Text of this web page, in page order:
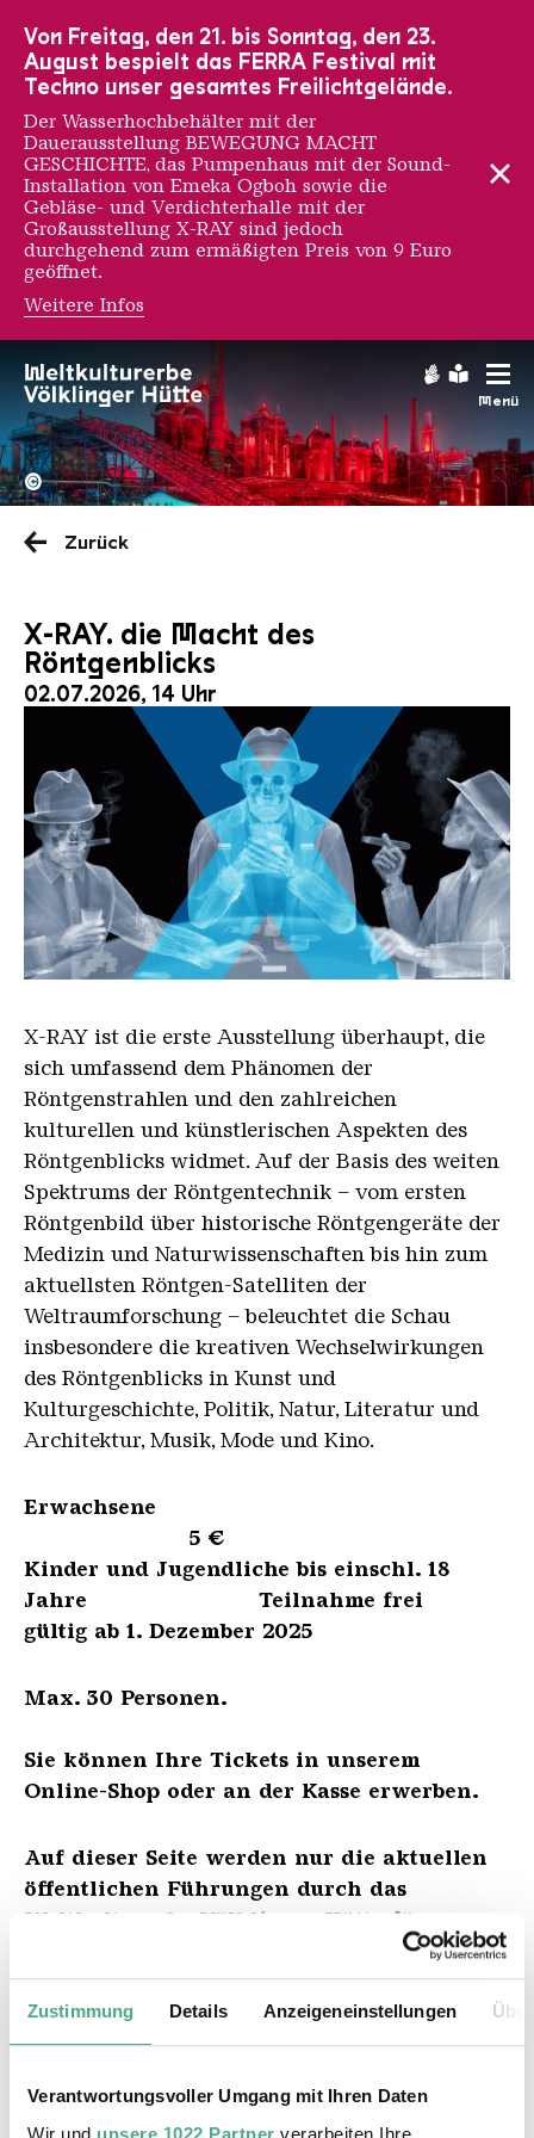
Zustimmung Details Anzeigeneinstellungen
Verantwortungsvoller Umgang mit Ihren Daten
Wir und unsere 1022 Partner verarbeiten Ihre
Menü
Hochofengruppe in Rot
Copyright:
©
Zurück
X-RAY. die Macht des
Röntgenblicks
02.07.2026, 14 Uhr
X RAY neu
X-RAY ist die erste Ausstellung überhaupt, die
sich umfassend dem Phänomen der
Röntgenstrahlen und den zahlreichen
kulturellen und künstlerischen Aspekten des
Röntgenblicks widmet. Auf der Basis des weiten
Spektrums der Röntgentechnik – vom ersten
Röntgenbild über historische Röntgengeräte der
Medizin und Naturwissenschaften bis hin zum
aktuellsten Röntgen-Satelliten der
Weltraumforschung – beleuchtet die Schau
insbesondere die kreativen Wechselwirkungen
des Röntgenblicks in Kunst und
Kulturgeschichte, Politik, Natur, Literatur und
Architektur, Musik, Mode und Kino.
Erwachsene
5 €
Kinder und Jugendliche bis einschl. 18
Jahre Teilnahme frei
gültig ab 1. Dezember 2025
Max. 30 Personen.
Sie können Ihre Tickets in unserem
Online-Shop oder an der Kasse erwerben.
Auf dieser Seite werden nur die aktuellen
öffentlichen Führungen durch das
Weltkulturerbe Völklinger Hütte für
Weitergehende Termine für Führungen
finden Sie hier.
ZUM ONLINESHOP
Von Freitag, den 21. bis Sonntag, den 23.
August bespielt das FERRA Festival mit
Techno unser gesamtes Freilichtgelände.
Der Wasserhochbehälter mit der
Dauerausstellung BEWEGUNG MACHT
GESCHICHTE, das Pumpenhaus mit der Sound-
Installation von Emeka Ogboh sowie die
Gebläse- und Verdichterhalle mit der
Großausstellung X-RAY sind jedoch
durchgehend zum ermäßigten Preis von 9 Euro
geöffnet.
Weitere Infos